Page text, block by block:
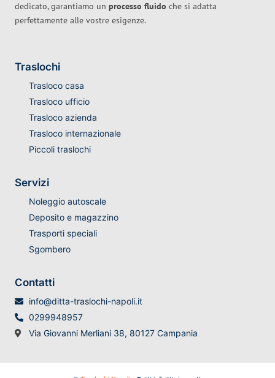
dedicato, garantiamo un processo fluido che si adatta
perfettamente alle vostre esigenze.
Traslochi
Trasloco casa
Trasloco ufficio
Trasloco azienda
Trasloco internazionale
Piccoli traslochi
Servizi
Noleggio autoscale
Deposito e magazzino
Trasporti speciali
Sgombero
Contatti
info@ditta-traslochi-napoli.it
0299948957
Via Giovanni Merliani 38, 80127 Campania